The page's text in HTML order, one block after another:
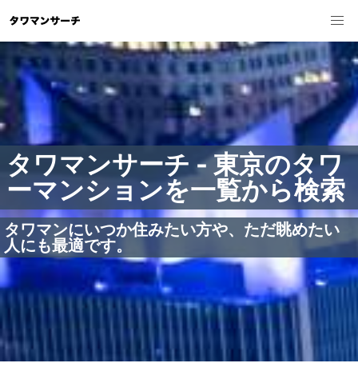
タワマンサーチ - 東京のタワ
ーマンションを一覧から検索
タワマンにいつか住みたい方や、ただ眺めたい
人にも最適です。